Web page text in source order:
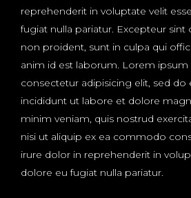
reprehenderit in voluptate velit
fugiat nulla pariatur. Excepteur
non proident, sunt in culpa qui
anim id est laborum. Lorem ipsum
consectetur adipisicing elit, sed
incididunt ut labore et dolore
minim veniam, quis nostrud
nisi ut aliquip ex ea commodo
irure dolor in reprehenderit in
dolore eu fugiat nulla pariatur.